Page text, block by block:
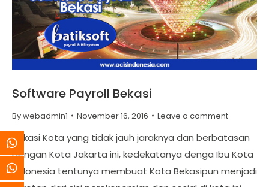
Software Payroll Bekasi
Bywebadmin1 November 16, 2016 Leave a comment
Bekasi Kota yang tidak jauh jaraknya dan berbatasan
dengan Kota Jakarta ini, kedekatanya denga Ibu Kota
Indonesia tentunya membuat Kota Bekasipun menjadi